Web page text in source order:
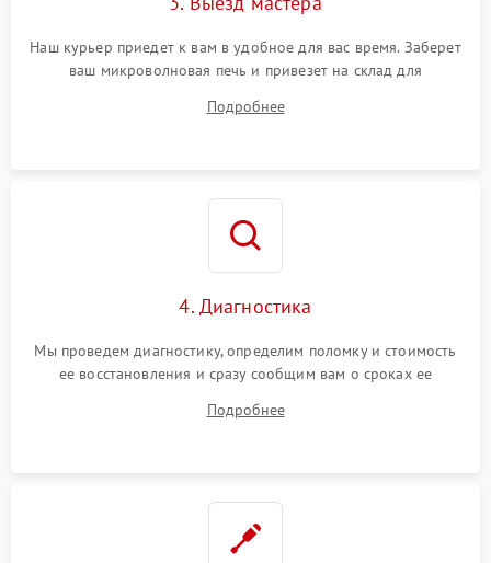
Наш курьер приедет к вам в удобное для вас время. Заберет
ваш микроволновая печь и привезет на склад для
Подробнее
4. Диагностика
Мы проведем диагностику, определим поломку и стоимость
ее восстановления и сразу сообщим вам о сроках ее
Подробнее